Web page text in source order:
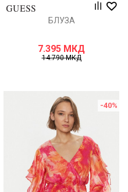
БЛУЗА
7.395 МКД
14.790МКД
-40%